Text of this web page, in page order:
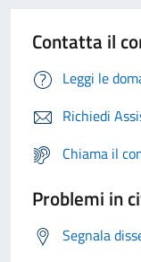
Contatta il
Leggi le
Richiedi
Chiama il
Problemi in
Segnala